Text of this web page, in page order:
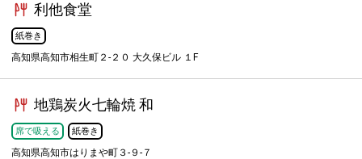
利他食堂
紙巻き
高知県高知市相生町２-２０ 大久保ビル １F
地鶏炭火七輪焼 和
席で吸える 紙巻き
高知県高知市はりまや町３-９-７